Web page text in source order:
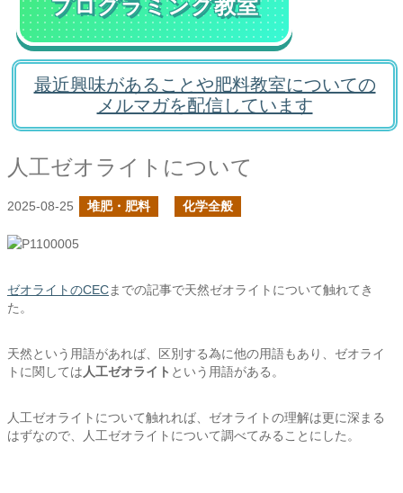
プログラミング教室
最近興味があることや肥料教室についての
メルマガを配信しています
人工ゼオライトについて
2025-08-25 堆肥・肥料 化学全般
ゼオライトのCECまでの記事で天然ゼオライトについて触れてき
た。
天然という用語があれば、区別する為に他の用語もあり、ゼオライ
トに関しては 人工ゼオライト という用語がある。
人工ゼオライトについて触れれば、ゼオライトの理解は更に深まる
はずなので、人工ゼオライトについて調べてみることにした。